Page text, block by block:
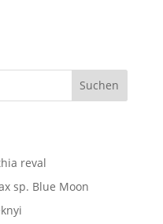
Suchen
reval
sp. Blue Moon